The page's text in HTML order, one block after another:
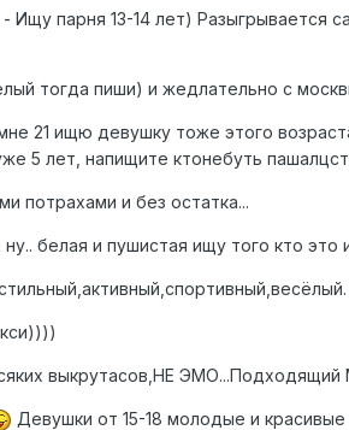
Ищу парня 13-14 лет)
тогда пиши) и жедлательно с
21 ищю девушку тоже этого
5 лет, напищите ктонебуть
потрахами и без остатка...
белая и пушистая ищу того кто
выкрутасов,НЕ
Девушки от 15-18 молодые и